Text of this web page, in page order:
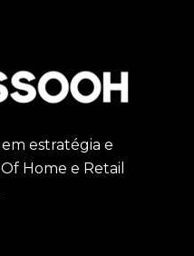
estratégia e
Home e Retail